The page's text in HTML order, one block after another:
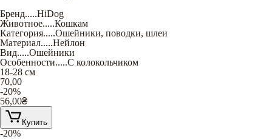
Бренд.....HiDog
Животное.....Кошкам
Категория.....Ошейники, поводки, шлеи
Материал.....Нейлон
Вид.....Ошейники
Особенности.....С колокольчиком
18-28 см
70,00
-20%
56,00₴
Купить
-20%